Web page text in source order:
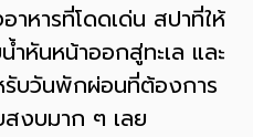
หารที่โดดเด่น สปาที่ให้
ำหันหน้าออกสู่ทะเล และ
รับวันพักผ่อนที่ต้องการ
สงบมาก ๆ เลย